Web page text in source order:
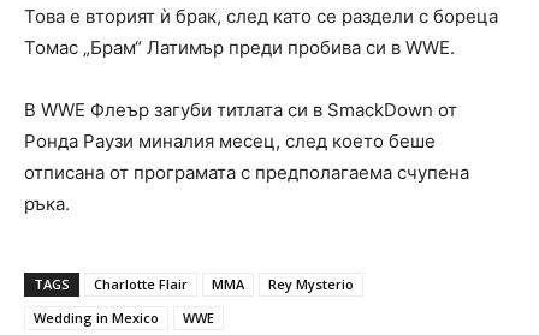
Това е вторият ѝ брак, след като се раздели с бореца
Томас „Брам“ Латимър преди пробива си в WWE.
В WWE Флеър загуби титлата си в SmackDown от
Ронда Раузи миналия месец, след което беше
отписана от програмата с предполагаема счупена
ръка.
TAGS Charlotte Flair MMA
Rey Mysterio
Wedding in Mexico
WWE